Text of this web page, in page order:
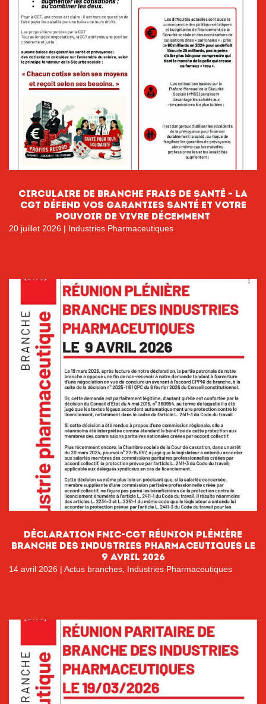
circulaire de branche FRAIS DE SANTÉ – LA
CGT DÉFEND VOS GARANTIES SANTÉ ET VOTRE
POUVOIR DE VIVRE DÉCEMMENT
20 juillet 2026 | Industries Pharmaceutiques
DÉCLARATION FNIC-CGT RÉUNION PLÉNIÈRE
BRANCHE DES INDUSTRIES PHARMACEUTIQUES LE
9 AVRIL 2026
14 avril 2026 | Actus branches Industries Pharmaceutiques